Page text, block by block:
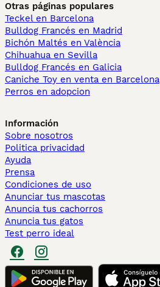
Otras páginas populares
Teckel en Barcelona
Bulldog Francés en Madrid
Bichón Maltés en València
Chihuahua en Sevilla
Bulldog Francés en Galicia
Caniche Toy en venta en Barcelona
Perros en adopcion
Información
Sobre nosotros
Politica privacidad
Ayuda
Prensa
Condiciones de uso
Anunciar tus mascotas
Anuncia tus cachorros
Anuncia tus gatos
Test perro ideal